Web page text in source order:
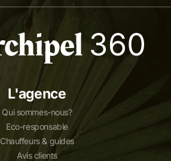
L'agence
Qui sommes-nous?
Eco-responsable
Chauffeurs & guides
Avis clients